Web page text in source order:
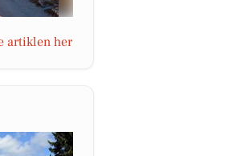
artiklen her